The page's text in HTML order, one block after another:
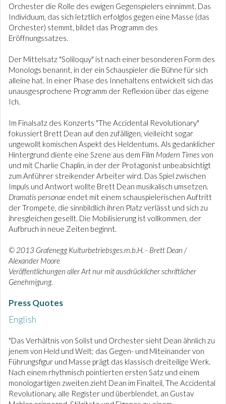
Orchester die Rolle des ewigen Gegenspielers einnimmt. Das
Individuum, das sich letztlich erfolglos gegen eine Masse (das
Orchester) stemmt, bildet das Programm des
Eröffnungssatzes.
Der Mittelsatz "Soliloquy" ist nach einer besonderen Form des
Monologs benannt, in der ein Schauspieler die Bühne für sich
alleine hat. In einer Phase des Innehaltens entwickelt sich das
unausgesprochene Programm der Reflexion über das eigene
Ich.
Im Finalsatz des Konzerts "The Accidental Revolutionary"
fokussiert Brett Dean auf den zufälligen, vielleicht sogar
ungewollt komischen Aspekt des Heldentums. Als gedanklicher
Hintergrund diente eine Szene aus dem Film Modern Timesvon
und mit Charlie Chaplin, in der der Protagonist unbeabsichtigt
zum Anführer streikender Arbeiter wird. Das Spiel zwischen
Impuls und Antwort wollte Brett Dean musikalisch umsetzen.
Dramatis personae endet mit einem schauspielerischen Auftritt
der Trompete, die sinnbildlich ihren Platz verlässt und sich zu
ihresgleichen gesellt. Die Mobilisierung ist vollkommen, der
Aufbruch in neue Zeiten beginnt.
© 2013 Grafenegg Kulturbetriebsges.m.b.H. - Brett Dean /
Alexander Moore
Veröffentlichungen aller Art nur mit ausdrücklicher schriftlicher
Genehmigung.
Press Quotes
English
"Das Verhältnis von Solist und Orchester sieht Dean ähnlich zu
jenem von Held und Welt; das Gegen- und Miteinander von
Führungsfigur und Masse prägt das klassisch dreiteilige Werk.
Nach einem rhythmisch pointierten ersten Satz und einem
monologartigen zweiten zieht Dean im Finalteil, The Accidental
Revolutionary, alle Register und überblendet, an Gustav